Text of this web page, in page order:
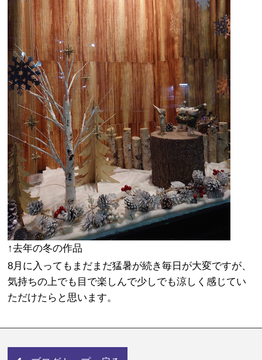
↑去年の冬の作品
8月に入ってもまだまだ猛暑が続き毎日が大変ですが、
気持ちの上でも目で楽しんで少しでも涼しく感じてい
ただけたらと思います。